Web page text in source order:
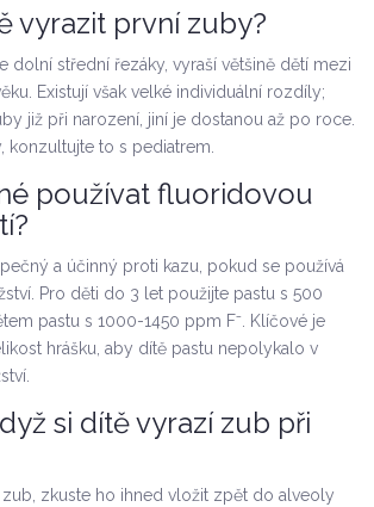
vyrazit první zuby?
dolní střední řezáky, vyraší většině dětí mezi
Existují však velké individuální rozdíly;
již při narození, jiní je dostanou až po roce.
konzultujte to s pediatrem.
používat fluoridovou
a účinný proti kazu, pokud se používá
Pro děti do 3 let použijte pastu s 500
pastu s 1000-1450 ppm F⁻. Klíčové je
hrášku, aby dítě pastu nepolykalo v
si dítě vyrazí zub při
zkuste ho ihned vložit zpět do alveoly